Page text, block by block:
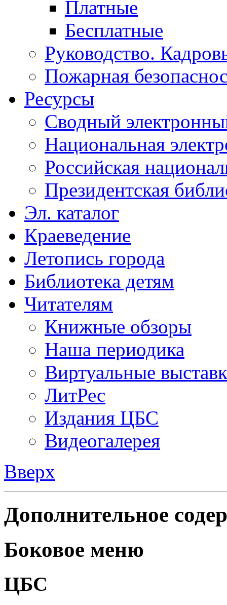
Платные
Бесплатные
Руководство.
Пожарная
Ресурсы
Сводный
Национальная
Российская
Президентская
Эл. каталог
Краеведение
Летопись города
Библиотека детям
Читателям
Книжные обзоры
Наша периодика
Виртуальные
ЛитРес
Издания ЦБС
Видеогалерея
Вверх
Дополнительное
Боковое меню
ЦБС